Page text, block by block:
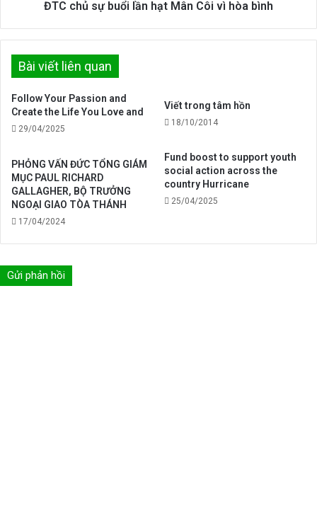
ĐTC chủ sự buổi lần hạt Mân Côi vì hòa bình
Bài viết liên quan
Follow Your Passion and
Create the Life You Love and
29/04/2025
Viết trong tâm hồn
18/10/2014
PHỎNG VẤN ĐỨC TỔNG GIÁM
MỤC PAUL RICHARD
GALLAGHER, BỘ TRƯỞNG
NGOẠI GIAO TÒA THÁNH
17/04/2024
Fund boost to support youth
social action across the
country Hurricane
25/04/2025
Gửi phản hồi